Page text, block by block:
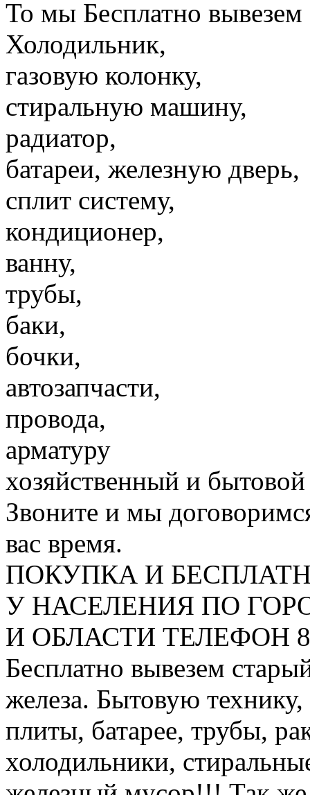
То мы Бесплатно
Холодильник,
газовую колонку,
стиральную машину,
радиатор,
батареи, железную дверь,
сплит систему,
кондиционер,
ванну,
трубы,
баки,
бочки,
автозапчасти,
провода,
арматуру
хозяйственный и
Звоните и мы
вас время.
ПОКУПКА И
У НАСЕЛЕНИЯ ПО
И ОБЛАСТИ ТЕЛЕФОН 8
Бесплатно вывезем
железа. Бытовую
плиты, батарее, трубы,
холодильники,